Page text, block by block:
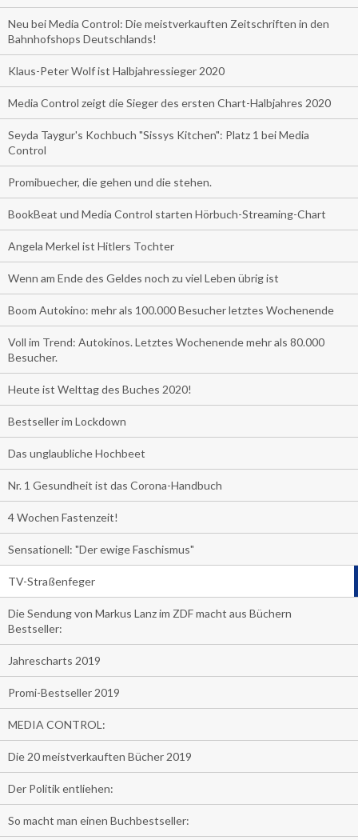
Neu bei Media Control: Die meistverkauften Zeitschriften in den
Bahnhofshops Deutschlands!
Klaus-Peter Wolf ist Halbjahressieger 2020
Media Control zeigt die Sieger des ersten Chart-Halbjahres 2020
Seyda Taygur's Kochbuch "Sissys Kitchen": Platz 1 bei Media
Control
Promibuecher, die gehen und die stehen.
BookBeat und Media Control starten Hörbuch-Streaming-Chart
Angela Merkel ist Hitlers Tochter
Wenn am Ende des Geldes noch zu viel Leben übrig ist
Boom Autokino: mehr als 100.000 Besucher letztes Wochenende
Voll im Trend: Autokinos. Letztes Wochenende mehr als 80.000
Besucher.
Heute ist Welttag des Buches 2020!
Bestseller im Lockdown
Das unglaubliche Hochbeet
Nr. 1 Gesundheit ist das Corona-Handbuch
4 Wochen Fastenzeit!
Sensationell: "Der ewige Faschismus"
TV-Straßenfeger
Die Sendung von Markus Lanz im ZDF macht aus Büchern
Bestseller:
Jahrescharts 2019
Promi-Bestseller 2019
MEDIA CONTROL:
Die 20 meistverkauften Bücher 2019
Der Politik entliehen:
So macht man einen Buchbestseller: